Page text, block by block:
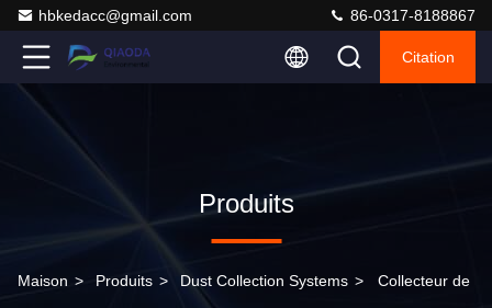
hbkedacc@gmail.com 86-0317-8188867
Citation
Produits
Maison > Produits > Dust Collection Systems > Collecteur de